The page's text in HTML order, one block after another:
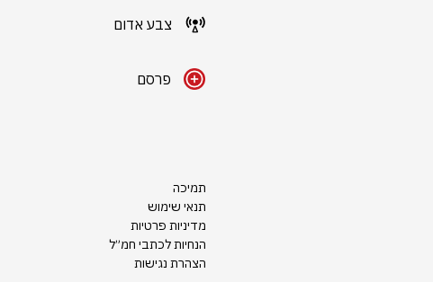
צבע אדום
פרסם
תמיכה
תנאי שימוש
מדיניות פרטיות
הנחיות לכתבי חמ״ל
הצהרת נגישות